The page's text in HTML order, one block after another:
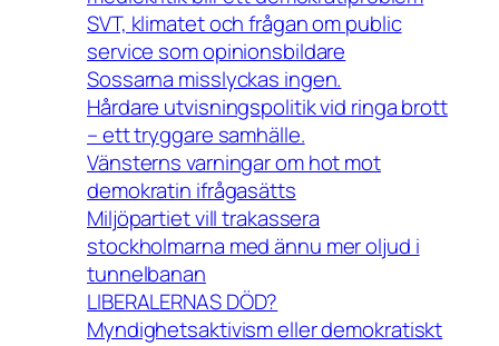
SVT, klimatet och frågan om public
service som opinionsbildare
Sossarna misslyckas ingen.
Hårdare utvisningspolitik vid ringa brott
– ett tryggare samhälle.
Vänsterns varningar om hot mot
demokratin ifrågasätts
Miljöpartiet vill trakassera
stockholmarna med ännu mer oljud i
tunnelbanan
LIBERALERNAS DÖD?
Myndighetsaktivism eller demokratiskt